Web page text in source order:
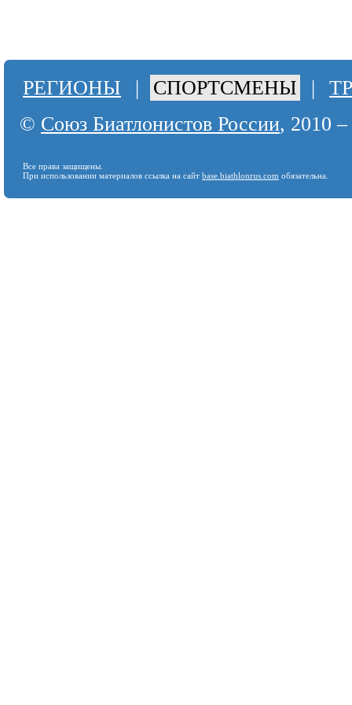
РЕГИОНЫ | СПОРТСМЕНЫ |
© Союз Биатлонистов России, 2010
Все права защищены.
При использовании материалов ссылка на сайт base.biathlonrus.com обязательна.